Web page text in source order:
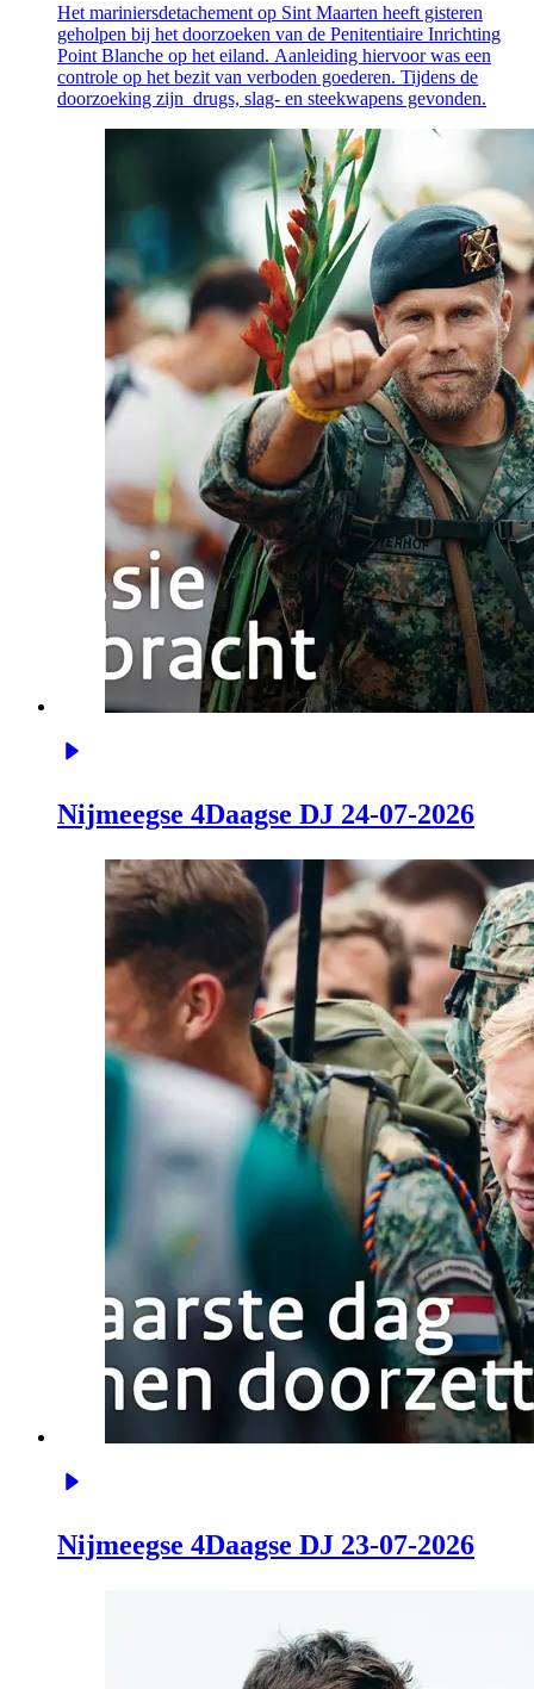
Het mariniersdetachement op Sint Maarten heeft gisteren
geholpen bij het doorzoeken van de Penitentiaire Inrichting
Point Blanche op het eiland. Aanleiding hiervoor was een
controle op het bezit van verboden goederen. Tijdens de
doorzoeking zijn drugs, slag- en steekwapens gevonden.
Nijmeegse 4Daagse DJ 24-07-2026
Nijmeegse 4Daagse DJ 23-07-2026